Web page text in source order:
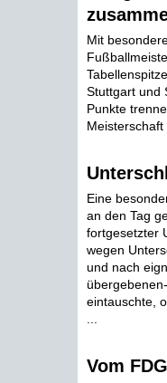
Mit
Stuttgart und
Punkte
Meisterschaft
Eine
an den Tag
fortgesetzter
wegen
und nach
eintauschte,
Vom